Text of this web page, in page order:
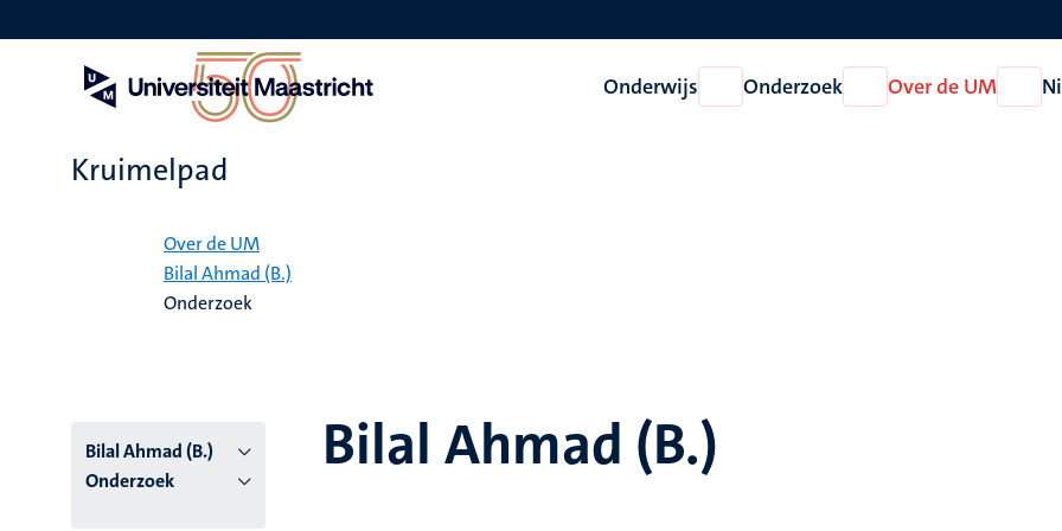
en
Onderwijs
Open
Onderwijs
Onderzoek
Open
Onderzoek
Over de UM
Open
Over
Kruimelpad
Over de UM
Bilal Ahmad (B.)
Onderzoek
Bilal Ahmad (B.)
Onderzoek
Bilal Ahmad (B.)